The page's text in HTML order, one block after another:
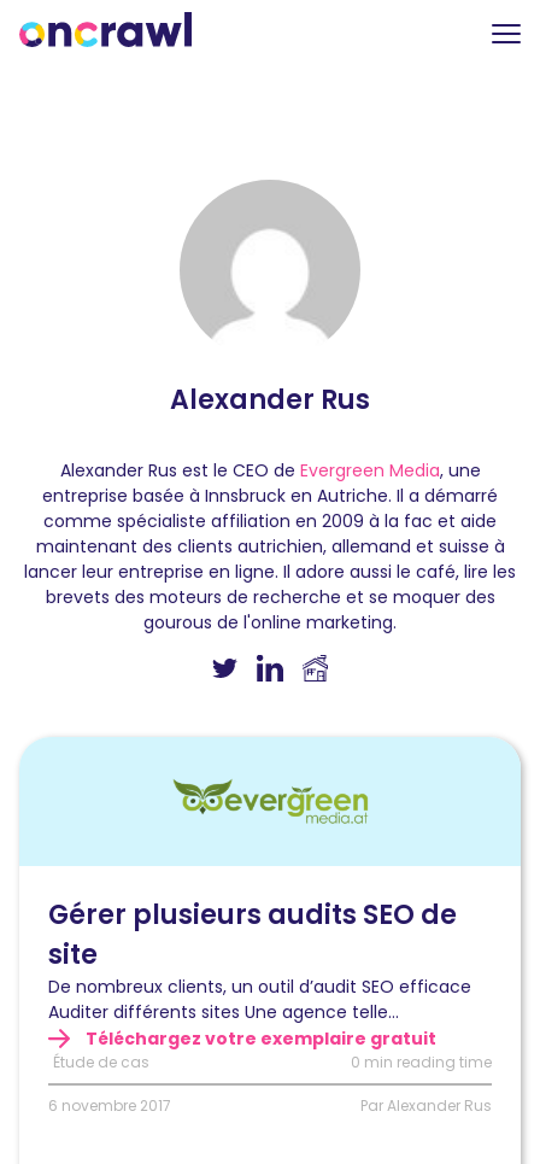
Alexander Rus
Alexander Rus est le CEO de Evergreen Media, une
entreprise basée à Innsbruck en Autriche. Il a démarré
comme spécialiste affiliation en 2009 à la fac et aide
maintenant des clients autrichien, allemand et suisse à
lancer leur entreprise en ligne. Il adore aussi le café, lire les
brevets des moteurs de recherche et se moquer des
gourous de l'online marketing.
Lire
SEO
Gérer plusieurs audits SEO de
site
De nombreux clients, un outil d’audit SEO efficace
Auditer différents sites Une agence telle...
Téléchargez votre exemplaire gratuit
Étude de cas 0 min reading time
6 novembre 2017 Par Alexander Rus